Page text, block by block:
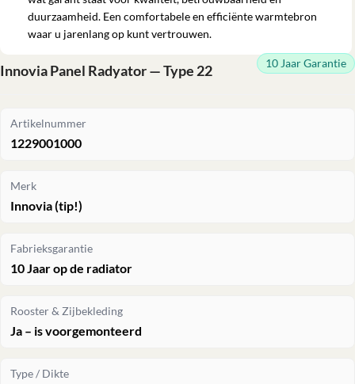
duurzaamheid. Een comfortabele en efficiënte warmtebron
waar u jarenlang op kunt vertrouwen.
Innovia Panel Radyator — Type 22 10 Jaar Garantie
Artikelnummer
1229001000
Merk
Innovia (tip!)
Fabrieksgarantie
10 Jaar op de radiator
Rooster & Zijbekleding
Ja – is voorgemonteerd
Type / Dikte